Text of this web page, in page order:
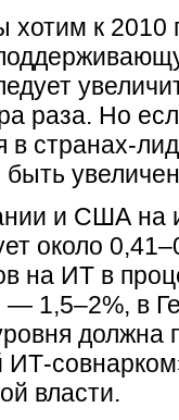
к 2010
раза. Но
в странах-
и США на
около
на ИТ в
— 1,5–2%, в
ИТ-совнарком
власти.